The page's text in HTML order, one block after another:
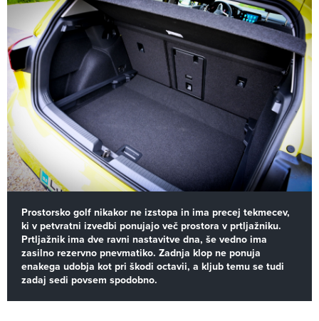
Prostorsko golf nikakor ne izstopa in ima precej tekmecev,
ki v petvratni izvedbi ponujajo več prostora v prtljažniku.
Prtljažnik ima dve ravni nastavitve dna, še vedno ima
zasilno rezervno pnevmatiko. Zadnja klop ne ponuja
enakega udobja kot pri škodi octavii, a kljub temu se tudi
zadaj sedi povsem spodobno.